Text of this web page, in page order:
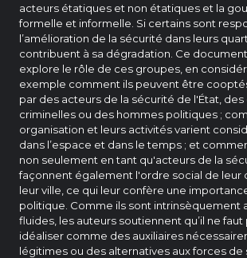
acteurs étatiques et non étatiques et la
formelle et informelle. Si certains sont
l’amélioration de la sécurité dans leurs
contribuent à sa dégradation. Ce
explore le rôle de ces groupes, en
exemple comment ils peuvent être
par des acteurs de la sécurité de l'État,
criminelles ou des hommes politiques ;
organisation et leurs activités varient
dans l’espace et dans le temps ; et
non seulement en tant qu'acteurs de la
façonnent également l'ordre social de leur
leur ville, ce qui leur confère une
politique. Comme ils sont intrinsèquement
fluides, les auteurs soutiennent qu’il ne faut
idéaliser comme des auxiliaires
légitimes ou des alternatives aux forces de